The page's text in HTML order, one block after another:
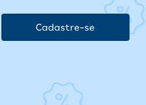
Cadastre-se